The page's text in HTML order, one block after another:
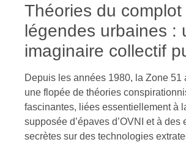
Théories du complot
légendes urbaines :
imaginaire collectif
Depuis les années 1980, la Zone 51
une flopée de théories
fascinantes, liées essentiellement à
supposée d’épaves d’OVNI et à des
secrètes sur des technologies